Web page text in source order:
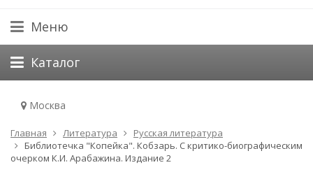
Меню
Каталог
Москва
Главная Литература
Русская литература
Библиотечка "Копейка". Кобзарь. С критико-биографическим
очерком К.И. Арабажина. Издание 2